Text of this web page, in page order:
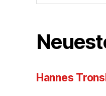
Hannes